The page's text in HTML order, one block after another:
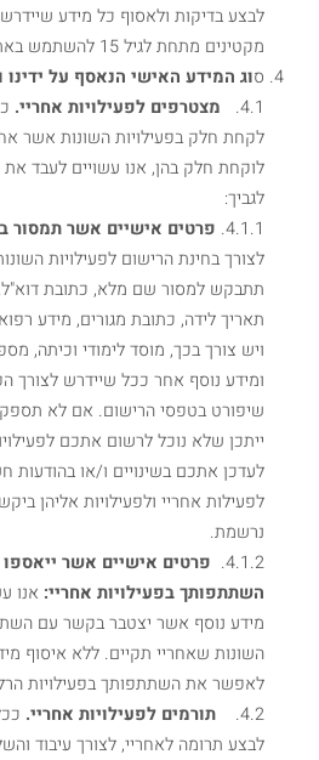
לבצע בדיקות ולאסוף כל מידע
מקטינים מתחת לגיל 15 להשתמש באתר.
סוג המידע האישי הנאסף על ידינו
4.1.
מצטרפים לפעילויות אחריי.
לקחת חלק בפעילויות השונות אשר
לוקחת חלק בהן, אנו עשויים לעבד
לגביך:
4.1.1. פרטים אישיים אשר תמסור
לצורך בחינת הרישום לפעילויות
תתבקש למסור שם מלא, כתובת
תאריך לידה, כתובת מגורים, מידע
ויש צורך בכך, מוסד לימודי וכיתה,
ומידע נוסף אחר ככל שיידרש לצורך
שיפורט בטפסי הרישום. אם לא
ייתכן שלא נוכל לרשום אתכם
לעדכן אתכם בשינויים ו/או בהודעות
לפעילות אחריי ולפעילויות אליהן
נרשמת.
4.1.2.
פרטים אישיים אשר
השתתפותך בפעילויות אחריי: אנו
מידע נוסף אשר יצטבר בקשר עם
השונות שאחריי תקיים. ללא איסוף
לאפשר את השתתפותך בפעילויות
4.2.
תורמים לפעילויות אחריי.
לבצע תרומה לאחריי, לצורך עיבוד